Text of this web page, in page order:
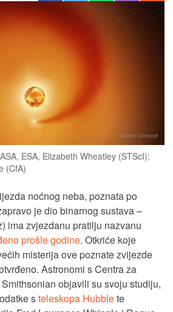
ESA, Elizabeth Wheatley (STScI);
(CfA)
noćnog neba, poznata po
je dio binarnog sustava –
ima zvjezdanu pratilju nazvanu
prošle godine. Otkriće koje
misterija ove poznate zvijezde
Astronomi s Centra za
objavili su svoju studiju,
steleskopa Hubblete